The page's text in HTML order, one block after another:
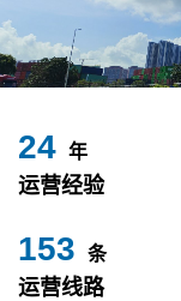
24 年
运营经验
153 条
运营线路